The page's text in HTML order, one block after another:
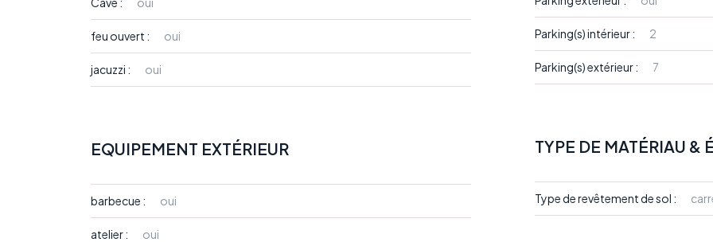
Parking(s) intérieur : 2
Parking(s) extérieur : 7
feu ouvert : oui
jacuzzi : oui
TYPE DE MATÉRIAU &
Type de revêtement de sol :
EQUIPEMENT EXTÉRIEUR
barbecue : oui
atelier : oui